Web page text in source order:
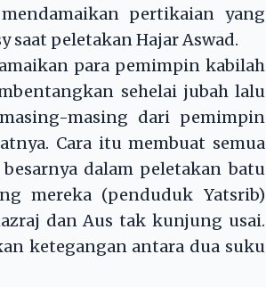
pertikaian yang
saat peletakan Hajar Aswad.
para pemimpin kabilah
sehelai jubah lalu
masing dari pemimpin
Cara itu membuat semua
dalam peletakan batu
mereka (penduduk Yatsrib)
dan Aus tak kunjung usai.
ketegangan antara dua suku